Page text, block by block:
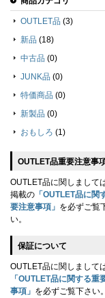
OUTLET品 (3)
新品 (18)
中古品 (0)
JUNK品 (0)
特価商品 (0)
新製品 (0)
おもしろ (1)
OUTLET品重要注意事
OUTLET品に関しまして
掲載の 「OUTLET品に関
要注意事項」 を必ずご覧
い。
保証について
OUTLET品に関しまして
「OUTLET品に関する重
事項」 を必ずご覧下さい。